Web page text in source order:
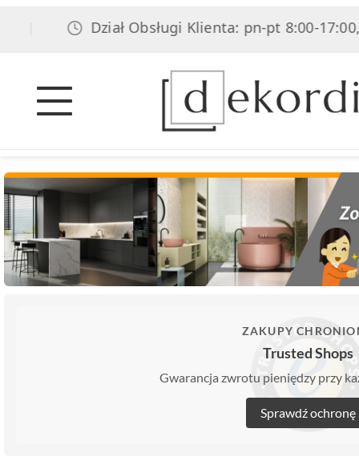
Dział Obsługi Klienta: pn-pt 8:00-17:00,
ZAKUPY
Trusted Shops
Gwarancja zwrotu pieniędzy przy
Sprawdź ochronę